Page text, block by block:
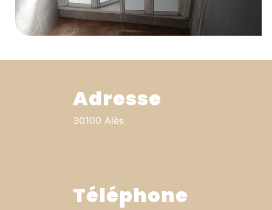
Adresse
30100 Alès
Téléphone